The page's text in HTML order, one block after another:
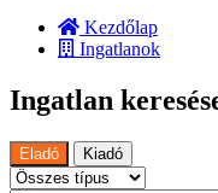
Kezdőlap
Ingatlanok
Ingatlan
Eladó Kiadó